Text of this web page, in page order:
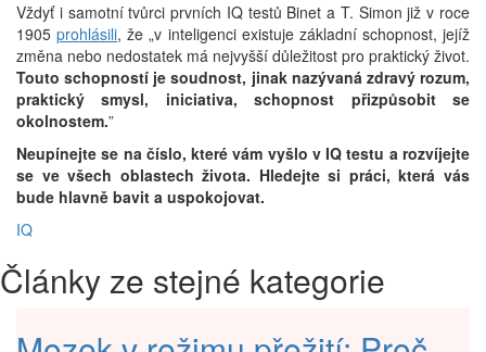
Vždyť i samotní tvůrci prvních IQ testů Binet a T. Simon již v roce
1905prohlásili, že „v inteligenci existuje základní schopnost, jejíž
změna nebo nedostatek má nejvyšší důležitost pro praktický život.
Touto schopností je soudnost, jinak nazývaná zdravý rozum,
praktický smysl, iniciativa, schopnost přizpůsobit se
okolnostem.”
Neupínejte se na číslo, které vám vyšlo v IQ testu a rozvíjejte
se ve všech oblastech života. Hledejte si práci, která vás
bude hlavně bavit a uspokojovat.
IQ
Články ze stejné kategorie